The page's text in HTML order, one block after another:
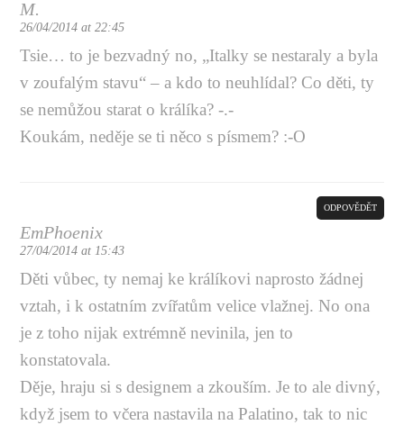
M.
26/04/2014 at 22:45
Tsie… to je bezvadný no, „Italky se nestaraly a byla
v zoufalým stavu“ – a kdo to neuhlídal? Co děti, ty
se nemůžou starat o králíka? -.-
Koukám, neděje se ti něco s písmem? :-O
EmPhoenix
27/04/2014 at 15:43
ODPOVĚDĚT
Děti vůbec, ty nemaj ke králíkovi naprosto žádnej
vztah, i k ostatním zvířatům velice vlažnej. No ona
je z toho nijak extrémně nevinila, jen to
konstatovala.
Děje, hraju si s designem a zkouším. Je to ale divný,
když jsem to včera nastavila na Palatino, tak to nic